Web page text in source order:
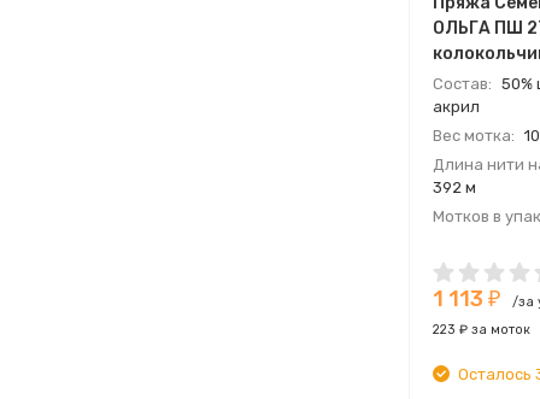
ОЛЬГА ПШ
Состав: 50%
акрил
Вес мотка:
Длина нити
392 м
Мотков в
1 113 ₽
/за
223 ₽ за моток
Осталось